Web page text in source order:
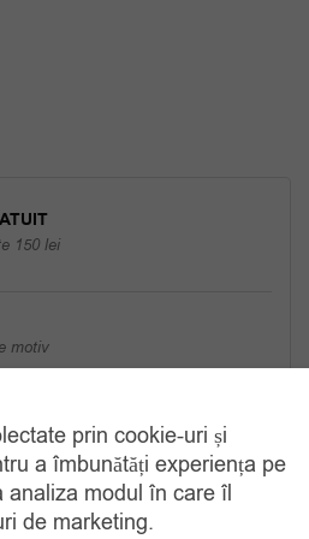
150 lei
motiv
prin cookie-uri și
a îmbunătăți experiența pe
analiza modul în care îl
de marketing.